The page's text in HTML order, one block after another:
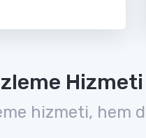
Hizmeti
hizmeti, hem